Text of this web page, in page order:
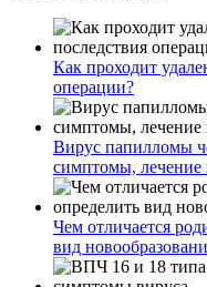
Как проходит
операции?
Вирус папилломы
симптомы,
Чем отличается
вид